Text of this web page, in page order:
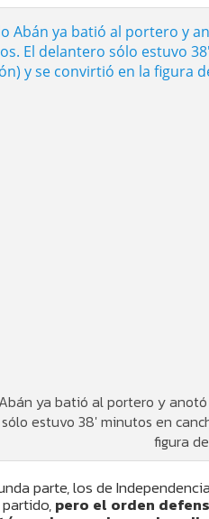
ya batió al portero y
estuvo 38′ minutos en
figura
parte, los de
pero el orden